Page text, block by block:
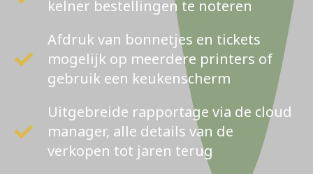
kelner bestellingen te noteren
Afdruk van bonnetjes en tickets
mogelijk op meerdere printers of
gebruik een keukenscherm
Uitgebreide rapportage via de cloud
manager, alle details van de
verkopen tot jaren terug